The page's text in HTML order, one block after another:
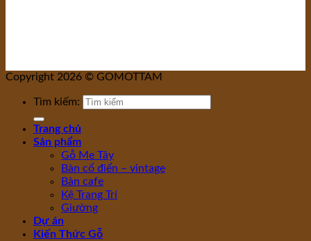
Copyright 2026 © GOMOTTAM
Tìm kiếm:
Trang chủ
Sản phẩm
Gỗ Me Tây
Bàn cổ điển – vintage
Bàn cafe
Kệ Trang Trí
Giường
Dự án
Kiến Thức Gỗ